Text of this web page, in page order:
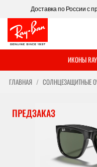
Доставка по России с
ИКОНЫ
ГЛАВНАЯ СОЛНЦЕЗАЩИТНЫЕ
ПРЕДЗАКАЗ